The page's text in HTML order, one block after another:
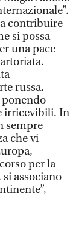
contribuire
si possa
una pace
russa,
irricevibili. In
sempre
che vi
per la
associano